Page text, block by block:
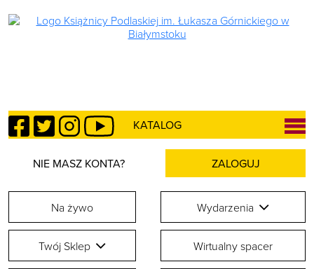
KATALOG
NIE MASZ KONTA? ZALOGUJ
Facebook
TwitterInstagram
YouTube
Na żywo Wydarzenia
Twój Sklep Wirtualny spacer